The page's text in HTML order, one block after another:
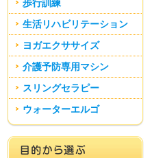
歩行訓練
生活リハビリテーション
ヨガエクササイズ
介護予防専用マシン
スリングセラピー
ウォーターエルゴ